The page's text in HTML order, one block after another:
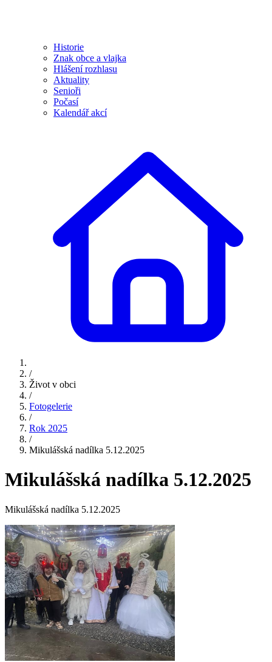
Historie
Znak obce a vlajka
Hlášení rozhlasu
Aktuality
Senioři
Počasí
Kalendář akcí
/
Život v obci
/
Fotogelerie
/
Rok 2025
/
Mikulášská nadílka 5.12.2025
Mikulášská nadílka 5.12.2025
Mikulášská nadílka 5.12.2025